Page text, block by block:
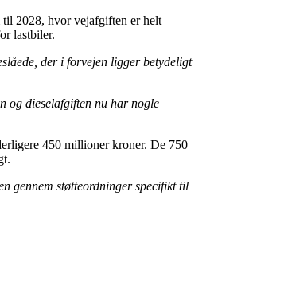
2028, hvor vejafgiften er helt
lastbiler.
der i forvejen ligger betydeligt
og dieselafgiften nu har nogle
450 millioner kroner. De 750
gennem støtteordninger specifikt til